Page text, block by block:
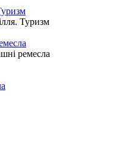
Туризм
ремесла